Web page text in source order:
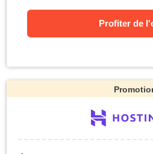
Profiter de